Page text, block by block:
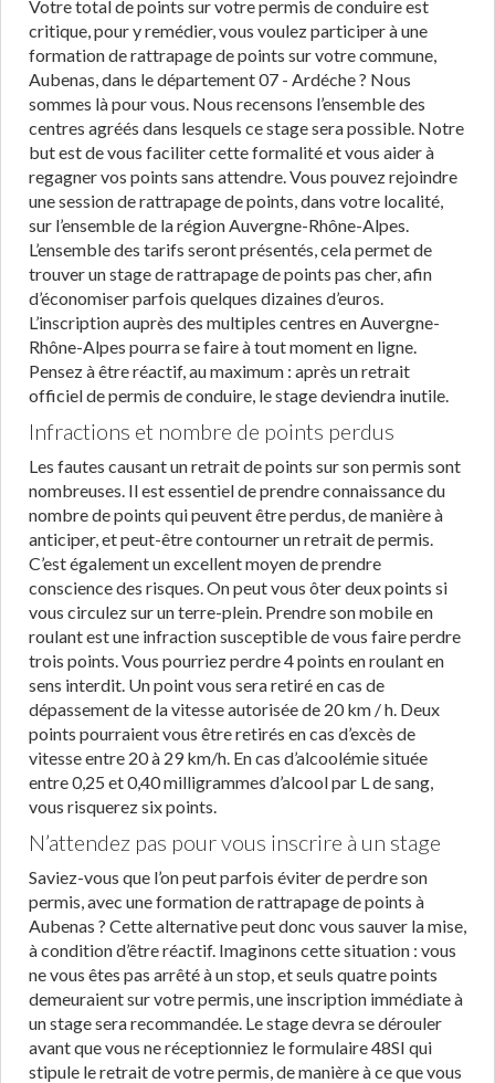
Votre total de points sur votre permis de conduire est
critique, pour y remédier, vous voulez participer à une
formation de rattrapage de points sur votre commune,
Aubenas, dans le département 07 - Ardéche ? Nous
sommes là pour vous. Nous recensons l’ensemble des
centres agréés dans lesquels ce stage sera possible. Notre
but est de vous faciliter cette formalité et vous aider à
regagner vos points sans attendre. Vous pouvez rejoindre
une session de rattrapage de points, dans votre localité,
sur l’ensemble de la région Auvergne-Rhône-Alpes.
L’ensemble des tarifs seront présentés, cela permet de
trouver un stage de rattrapage de points pas cher, afin
d’économiser parfois quelques dizaines d’euros.
L’inscription auprès des multiples centres en Auvergne-
Rhône-Alpes pourra se faire à tout moment en ligne.
Pensez à être réactif, au maximum : après un retrait
officiel de permis de conduire, le stage deviendra inutile.
Infractions et nombre de points perdus
Les fautes causant un retrait de points sur son permis sont
nombreuses. Il est essentiel de prendre connaissance du
nombre de points qui peuvent être perdus, de manière à
anticiper, et peut-être contourner un retrait de permis.
C’est également un excellent moyen de prendre
conscience des risques. On peut vous ôter deux points si
vous circulez sur un terre-plein. Prendre son mobile en
roulant est une infraction susceptible de vous faire perdre
trois points. Vous pourriez perdre 4 points en roulant en
sens interdit. Un point vous sera retiré en cas de
dépassement de la vitesse autorisée de 20 km / h. Deux
points pourraient vous être retirés en cas d’excès de
vitesse entre 20 à 29 km/h. En cas d’alcoolémie située
entre 0,25 et 0,40 milligrammes d’alcool par L de sang,
vous risquerez six points.
N’attendez pas pour vous inscrire à un stage
Saviez-vous que l’on peut parfois éviter de perdre son
permis, avec une formation de rattrapage de points à
Aubenas ? Cette alternative peut donc vous sauver la mise,
à condition d’être réactif. Imaginons cette situation : vous
ne vous êtes pas arrêté à un stop, et seuls quatre points
demeuraient sur votre permis, une inscription immédiate à
un stage sera recommandée. Le stage devra se dérouler
avant que vous ne réceptionniez le formulaire 48SI qui
stipule le retrait de votre permis, de manière à ce que vous